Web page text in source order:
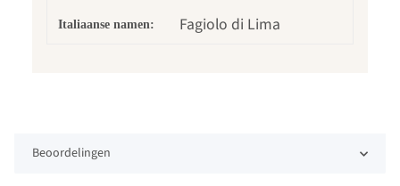
Italiaanse namen: Fagiolo di Lima
Beoordelingen